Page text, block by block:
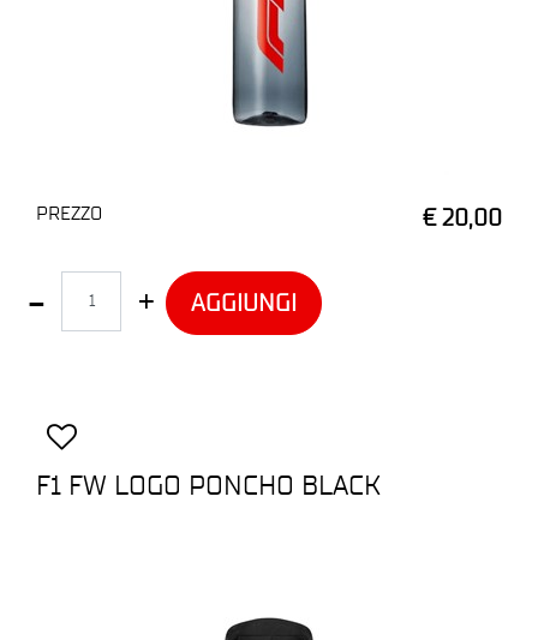
PREZZO € 20,00
AGGIUNGI
F1 FW LOGO PONCHO BLACK